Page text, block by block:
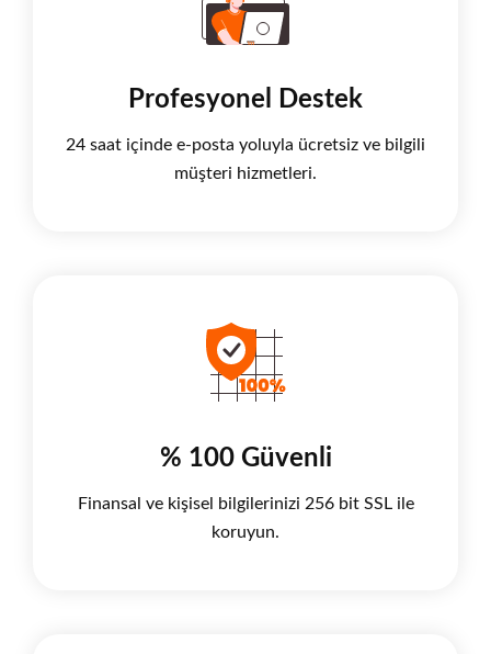
Profesyonel Destek
24 saat içinde e-posta yoluyla ücretsiz ve bilgili
müşteri hizmetleri.
% 100 Güvenli
Finansal ve kişisel bilgilerinizi 256 bit SSL ile
koruyun.